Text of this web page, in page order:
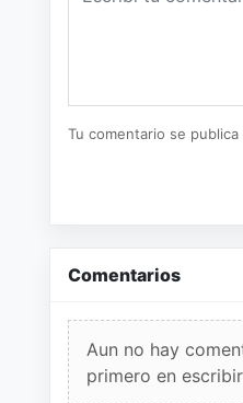
Tu comentario se
Comentarios
Aun no hay
primero en